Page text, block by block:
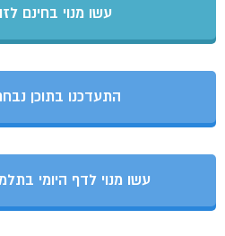
עשו מנוי בחינם
התעדכנו בתוכן
עשו מנוי לדף היומי